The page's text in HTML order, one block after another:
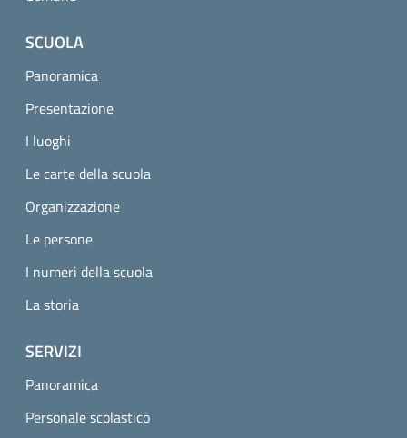
SCUOLA
Panoramica
Presentazione
I luoghi
Le carte della scuola
Organizzazione
Le persone
I numeri della scuola
La storia
SERVIZI
Panoramica
Personale scolastico